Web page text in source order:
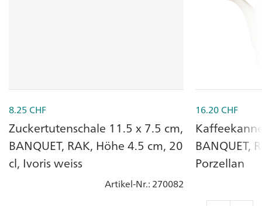
8.25 CHF
Zuckertutenschale 11.5 x 7.5 cm,
BANQUET, RAK, Höhe 4.5 cm, 20
cl, Ivoris weiss
Artikel-Nr.: 270082
16.20CHF
BANQUET,
Porzellan